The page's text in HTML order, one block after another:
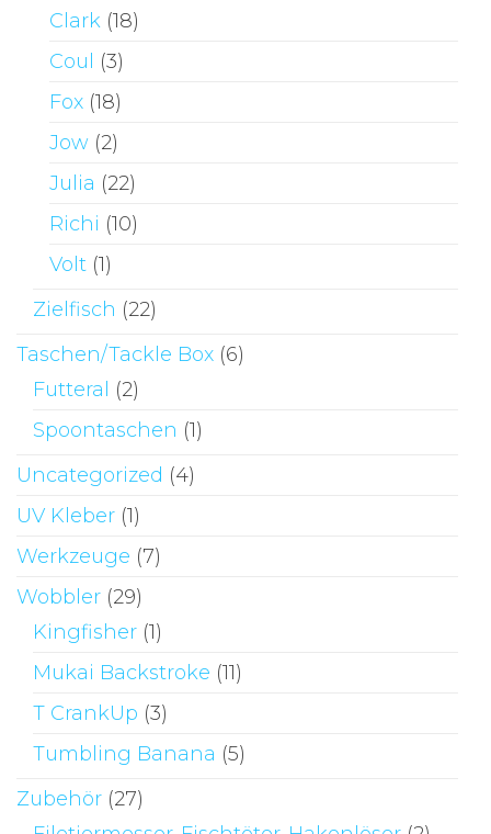
Clark (18)
Coul
(3)
Fox (18)
Jow (2)
Julia (22)
Richi (10)
Volt (1)
Zielfisch (22)
Taschen/Tackle Box (6)
Futteral
(2)
Spoontaschen (1)
Uncategorized (4)
UV Kleber (1)
Werkzeuge (7)
Wobbler (29)
Kingfisher (1)
Mukai Backstroke (11)
T CrankUp (3)
Tumbling Banana (5)
Zubehör (27)